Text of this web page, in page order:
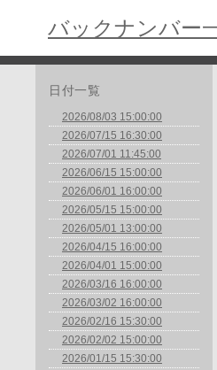
バックナンバー
日付一覧
2026/08/03 15:00:00
2026/07/15 16:30:00
2026/07/01 11:45:00
2026/06/15 15:00:00
2026/06/01 16:00:00
2026/05/15 15:00:00
2026/05/01 13:00:00
2026/04/15 16:00:00
2026/04/01 15:00:00
2026/03/16 16:00:00
2026/03/02 16:00:00
2026/02/16 15:30:00
2026/02/02 15:00:00
2026/01/15 15:30:00